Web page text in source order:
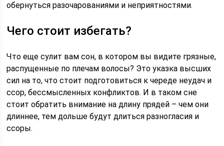
обернуться разочарованиями и неприятностями.
Чего стоит избегать?
Что еще сулит вам сон, в котором вы видите грязные,
распущенные по плечам волосы? Это указка высших
сил на то, что стоит подготовиться к череде неудач и
ссор, бессмысленных конфликтов. И в таком сне
стоит обратить внимание на длину прядей – чем они
длиннее, тем дольше будут длиться разногласия и
ссоры.